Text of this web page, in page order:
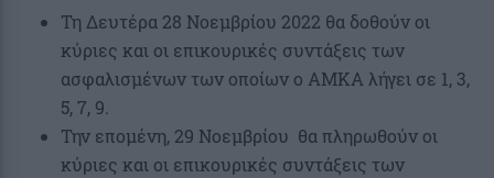
Τη Δευτέρα 28 Νοεμβρίου 2022 θα δοθούν οι
κύριες και οι επικουρικές συντάξεις των
ασφαλισμένων των οποίων ο ΑΜΚΑ λήγει σε 1, 3,
5, 7, 9.
Την επομένη, 29 Νοεμβρίου θα πληρωθούν οι
κύριες και οι επικουρικές συντάξεις των